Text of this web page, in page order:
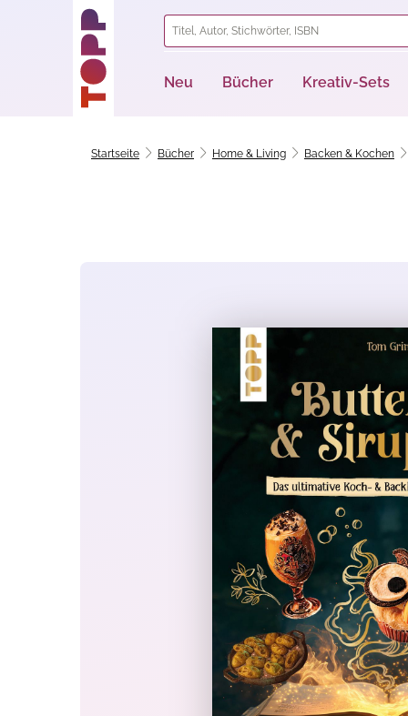
Zur Hauptnavigation springen
Neu Bücher Kreativ-Sets
Startseite Bücher Home & Living Backen & Kochen